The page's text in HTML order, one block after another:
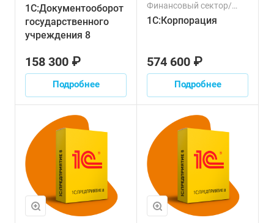
1С:Документооборот
государственного
учреждения 8
158 300 ₽
Подробнее
Финансовый сектор/
Логистика/Транспорт/
Продажи/Ресурсы/
Управленческий учет
1С:Корпорация
574 600 ₽
Подробнее